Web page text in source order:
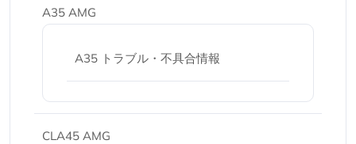
A35 AMG
A35 トラブル・不具合情報
CLA45 AMG